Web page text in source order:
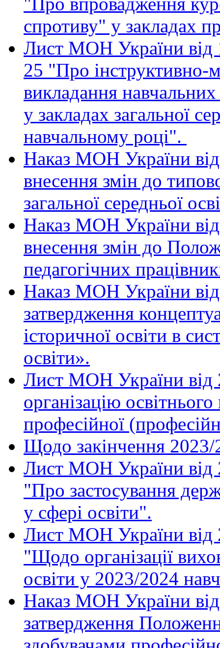
спротиву" у закладах
Лист МОН України
25 "Про інструктивно-
викладання навчальних
у закладах загальної
навчальному році".
Наказ МОН України
внесення змін до
загальної середньої
Наказ МОН України
внесення змін до
педагогічних
Наказ МОН України
затвердження
історичної освіти в
освіти».
Лист МОН України
організацію
професійної
Щодо закінчення 2023/
Лист МОН України
"Про застосування
у сфері освіти".
Лист МОН України
"Щодо організації
освіти у 2023/2024
Наказ МОН України
затвердження